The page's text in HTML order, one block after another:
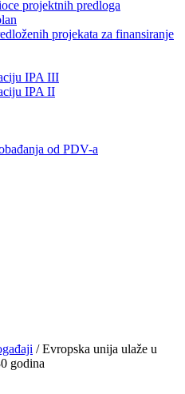
projektnih predloga
projekata za finansiranje
IPA III
IPA II
od PDV-a
/ Evropska unija ulaže u
godina